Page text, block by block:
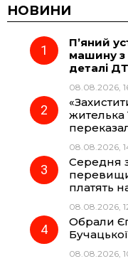
c
e
o
k
НОВИНИ
П’яний
машину
деталі
08.08.2026,
08.08.2026,
Середня
платять
08.08.2026,
Обрали
08.08.2026,